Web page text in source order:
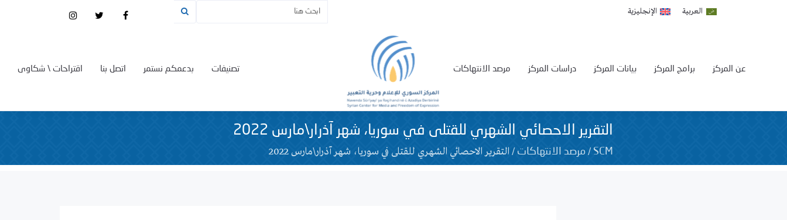
العربية الإنجليزية
اقتراحات \ شكاوى اتصل بنا بدعمكم نستمر تصنيفات مرصد الانتهاكات دراسات المركز بيانات المركز برامج المركز عن المركز
التقرير الاحصائي الشهري للقتلى في سوريا، شهر آذرار\مارس 2022
SCM
/ مرصد الانتهاكات / التقرير الاحصائي الشهري للقتلى في سوريا، شهر آذرار\مارس 2022